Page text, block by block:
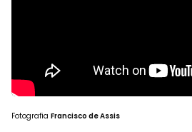
Fotografia Francisco de Assis